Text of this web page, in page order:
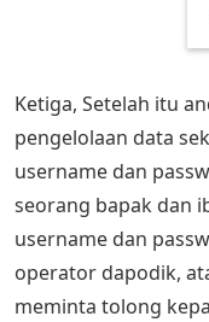
Ketiga, Setelah itu
pengelolaan data
username dan
seorang bapak dan
username dan
operator dapodik,
meminta tolong